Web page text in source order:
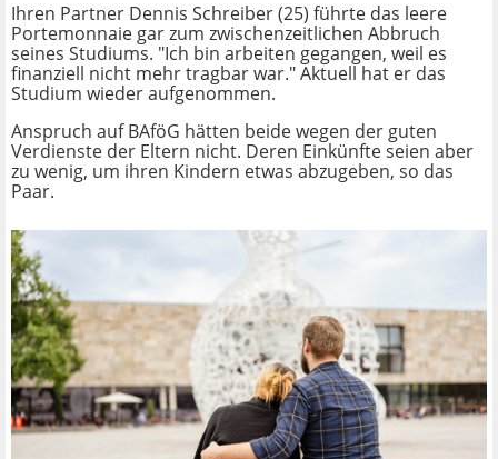
Ihren Partner Dennis Schreiber (25) führte das leere
Portemonnaie gar zum zwischenzeitlichen Abbruch
seines Studiums. "Ich bin arbeiten gegangen, weil es
finanziell nicht mehr tragbar war." Aktuell hat er das
Studium wieder aufgenommen.
Anspruch auf BAföG hätten beide wegen der guten
Verdienste der Eltern nicht. Deren Einkünfte seien aber
zu wenig, um ihren Kindern etwas abzugeben, so das
Paar.